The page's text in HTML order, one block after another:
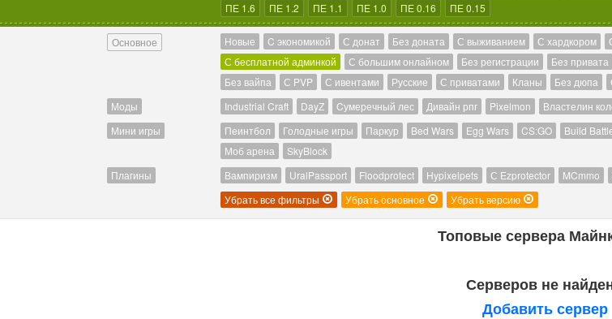
ПЕ 1.6
ПЕ 1.2 ПЕ 1.1 ПЕ 1.0 ПЕ 0.16 ПЕ 0.15
Основное Новые C экономикой С донат Без доната С выживанием С хардкором
С бесплатной админкой
С большим онлайном Без регистрации Без привата
Без вайпа
С PVP С ивентами Русские С приватами Кланы Без дюпа
Моды
Industrial Craft DayZ Cумеречный лес Дивайн рпг Pixelmon Властелин
Мини игры
Пеинтбол Голодные игры Паркур Bed Wars Egg Wars CS:GO Build
Моб арена
SkyBlock
Плагины
Вампиризм UralPassport Floodprotect Hypixelpets С Ezprotector MCmmo
Убрать все фильтры
Убрать основное Убрать версию
Топовые сервера
Серверов не
Добавить сервер